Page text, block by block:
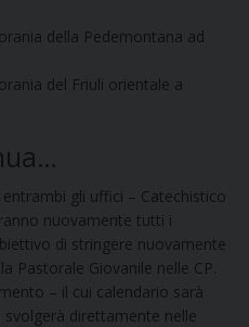
della Pedemontana ad
del Friuli orientale a
gli uffici – Catechistico
nuovamente tutti i
di stringere nuovamente
Pastorale Giovanile nelle CP.
– il cui calendario sarà
direttamente nelle